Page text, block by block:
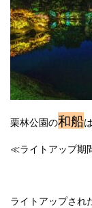
栗林公園の和船
≪ライトアップ期
ライトアップされ